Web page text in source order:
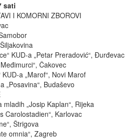
sati
I KOMORNI ZBOROVI
KUD-a „Petar Preradović“, Đurđevac
Čakovec
a „Marof“, Novi Marof
„Posavina“, Budaševo
„Josip Kaplan“, Rijeka
Carolostadien“, Karlovac
Štrigova
omnia“, Zagreb